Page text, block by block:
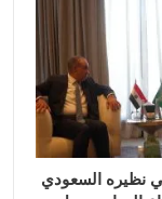
نظيره السعودي